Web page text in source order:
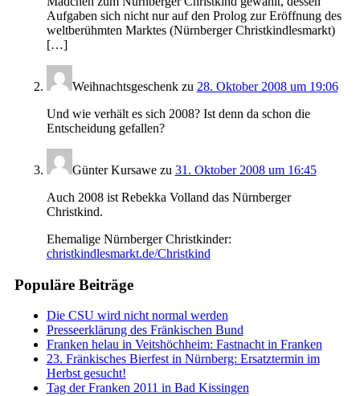
Aufgaben sich nicht nur auf den Prolog zur Eröffnung des
weltberühmten Marktes (Nürnberger Christkindlesmarkt)
[…]
Weihnachtsgeschenkzu 28. Oktober 2008 um 19:06
Und wie verhält es sich 2008? Ist denn da schon die
Entscheidung gefallen?
Günter Kursawezu 31. Oktober 2008 um 16:45
Auch 2008 ist Rebekka Volland das Nürnberger
Christkind.
Ehemalige Nürnberger Christkinder:
christkindlesmarkt.de/Christkind
Populäre Beiträge
Die CSU wird nicht normal werden
Presseerklärung des Fränkischen Bund
Franken helau in Veitshöchheim: Fastnacht in Franken
23. Fränkisches Bierfest in Nürnberg: Ersatztermin im
Herbst gesucht!
Tag der Franken 2011 in Bad Kissingen